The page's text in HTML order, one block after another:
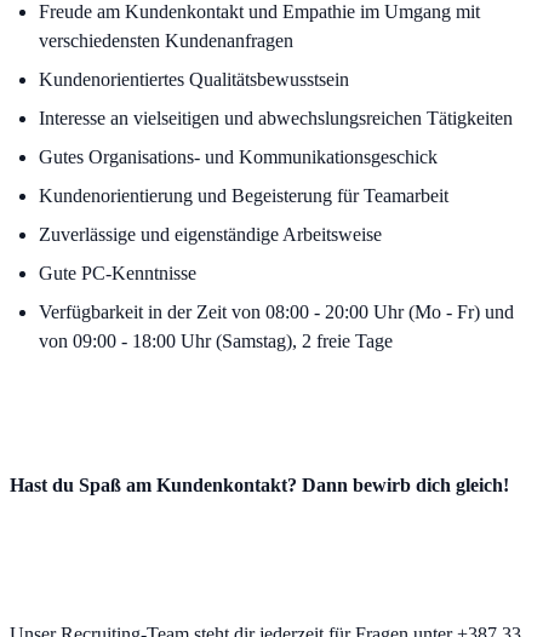
Freude am Kundenkontakt und Empathie im Umgang mit
verschiedensten Kundenanfragen
Kundenorientiertes Qualitätsbewusstsein
Interesse an vielseitigen und abwechslungsreichen Tätigkeiten
Gutes Organisations- und Kommunikationsgeschick
Kundenorientierung und Begeisterung für Teamarbeit
Zuverlässige und eigenständige Arbeitsweise
Gute PC-Kenntnisse
Verfügbarkeit in der Zeit von 08:00 - 20:00 Uhr (Mo - Fr) und
von 09:00 - 18:00 Uhr (Samstag), 2 freie Tage
Hast du Spaß am Kundenkontakt? Dann bewirb dich gleich!